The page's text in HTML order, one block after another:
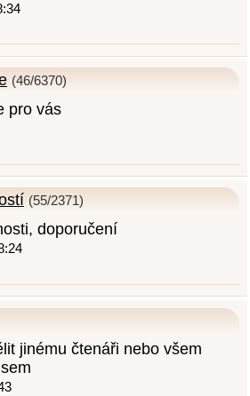
(46/6370)
pro vás
(55/2371)
doporučení
jinému čtenáři nebo všem